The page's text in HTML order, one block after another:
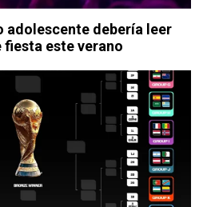
adolescente debería leer
fiesta este verano